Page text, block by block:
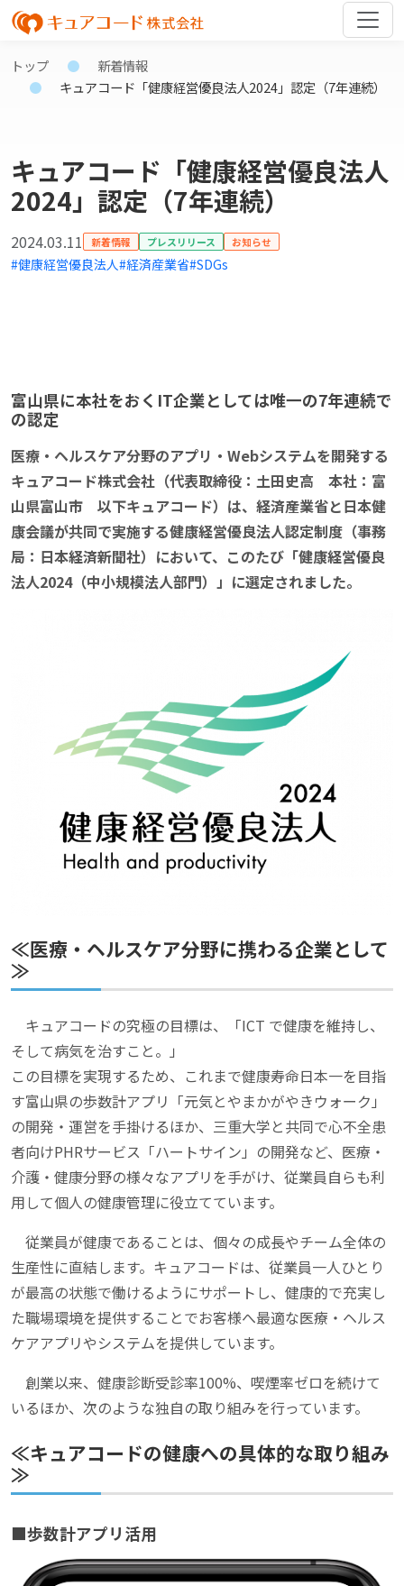
トップ
新着情報
キュアコード「健康経営優良法人2024」認定（7年連続）
キュアコード「健康経営優良法人
2024」認定（7年連続）
2024.03.11 新着情報 プレスリリース お知らせ
#健康経営優良法人#経済産業省#SDGs
富山県に本社をおくIT企業としては唯一の7年連続で
の認定
医療・ヘルスケア分野のアプリ・Webシステムを開発する
キュアコード株式会社（代表取締役：土田史高 本社：富
山県富山市 以下キュアコード）は、経済産業省と日本健
康会議が共同で実施する健康経営優良法人認定制度（事務
局：日本経済新聞社）において、このたび「健康経営優良
法人2024（中小規模法人部門）」に選定されました。
≪医療・ヘルスケア分野に携わる企業として
≫
キュアコードの究極の目標は、「ICT で健康を維持し、
そして病気を治すこと。」
この目標を実現するため、これまで健康寿命日本一を目指
す富山県の歩数計アプリ「元気とやまかがやきウォーク」
の開発・運営を手掛けるほか、三重大学と共同で心不全患
者向けPHRサービス「ハートサイン」の開発など、医療・
介護・健康分野の様々なアプリを手がけ、従業員自らも利
用して個人の健康管理に役立てています。
従業員が健康であることは、個々の成長やチーム全体の
生産性に直結します。キュアコードは、従業員一人ひとり
が最高の状態で働けるようにサポートし、健康的で充実し
た職場環境を提供することでお客様へ最適な医療・ヘルス
ケアアプリやシステムを提供しています。
創業以来、健康診断受診率100%、喫煙率ゼロを続けて
いるほか、次のような独自の取り組みを行っています。
≪キュアコードの健康への具体的な取り組み
≫
■歩数計アプリ活用